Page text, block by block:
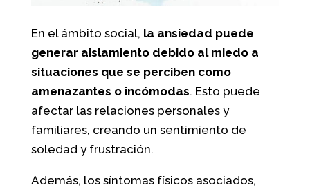
En el ámbito social, la ansiedad puede
generar aislamiento debido al miedo a
situaciones que se perciben como
amenazantes o incómodas. Esto puede
afectar las relaciones personales y
familiares, creando un sentimiento de
soledad y frustración.
Además, los síntomas físicos asociados,